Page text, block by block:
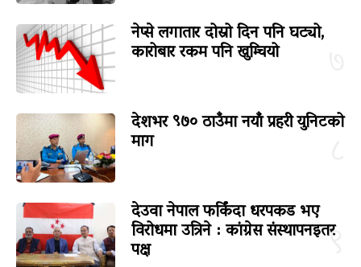
नेप्से लगातार दोस्रो दिन पनि घट्यो,
कारोबार रकम पनि खुम्चियो
देशभर ९७० ठाउँमा नयाँ प्रहरी युनिटको
माग
९
देउवा नेपाल फर्किंदा धरपकड भए
विरोधमा उत्रिने : कांग्रेस संस्थापनइतर
पक्ष